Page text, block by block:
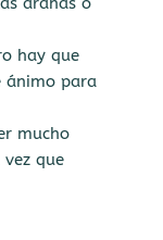
hay que
ánimo para
mucho
que